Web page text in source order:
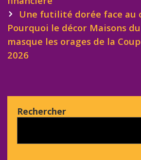
Une futilité dorée face au
Pourquoi le décor Maisons
masque les orages de la
2026
Rechercher